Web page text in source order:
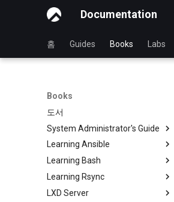
Documentation
홈 Guides Books Labs
Books
도서
System Administrator's Guide
Rocky와 함께 Linux를 배우기
Linux 운영 체제 소개
Linux 명령어
고급 Linux 명령
Learning Ansible
Rocky와 Ansible 배우기
Ansible 기초
Ansible 중급
Learning Bash
Rocky와 함께 배우는 Bash
Bash - 첫 번째 스크립트
Learning Rsync
rsync 간략한 설명
LXD Server